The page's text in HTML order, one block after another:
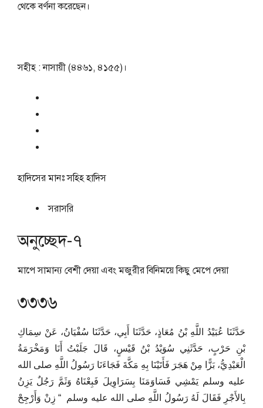
থেকে বর্ণনা করেছেন।
সহীহ : নাসায়ী (৪৪৬১, ৪১৫৫)।
হাদিসের মানঃসহিহ হাদিস
সরাসরি
অনুচ্ছেদ-৭
মাপে সামান্য বেশী দেয়া এবং মজুরীর বিনিময়ে কিছু মেপে দেয়া
৩৩৩৬
حَدَّثَنَا عُبَيْدُ اللَّهِ بْنُ مُعَاذٍ، حَدَّثَنَا أَبِي، حَدَّثَنَا سُفْيَانُ، عَنْ سِمَاكِ
بْنِ حَرْبٍ، حَدَّثَنِي سُوَيْدُ بْنُ قَيْسٍ، قَالَ جَلَبْتُ أَنَا وَمَخْرَمَةُ
الْعَبْدِيُّ، بَزًّا مِنْ هَجَرَ فَأَتَيْنَا بِهِ مَكَّةَ فَجَاءَنَا رَسُولُ اللَّهِ صلى الله
عليه وسلم يَمْشِي فَسَاوَمَنَا بِسَرَاوِيلَ فَبِعْنَاهُ وَثَمَّ رَجُلٌ يَزِنُ
بِالأَجْرِ فَقَالَ لَهُ رَسُولُ اللَّهِ صلى الله عليه وسلم ‏ “‏ زِنْ وَأَرْجِحْ